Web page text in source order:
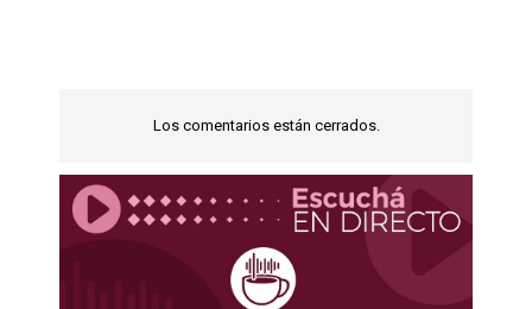
Los comentarios están cerrados.